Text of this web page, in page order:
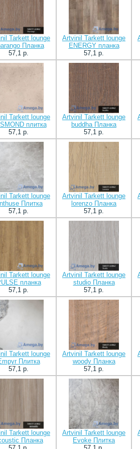
Tarkett lounge
Планка
57,1 p.
Artvinil Tarkett lounge
ENERGY планка
57,1 p.
Tarkett lounge
плитка
57,1 p.
Artvinil Tarkett lounge
buddha Планка
57,1 p.
Tarkett lounge
Плитка
57,1 p.
Artvinil Tarkett lounge
lorenzo Планка
57,1 p.
Tarkett lounge
планка
57,1 p.
Artvinil Tarkett lounge
studio Планка
57,1 p.
Tarkett lounge
Плитка
57,1 p.
Artvinil Tarkett lounge
woody Планка
57,1 p.
Tarkett lounge
Планка
Artvinil Tarkett lounge
Evoke Плитка